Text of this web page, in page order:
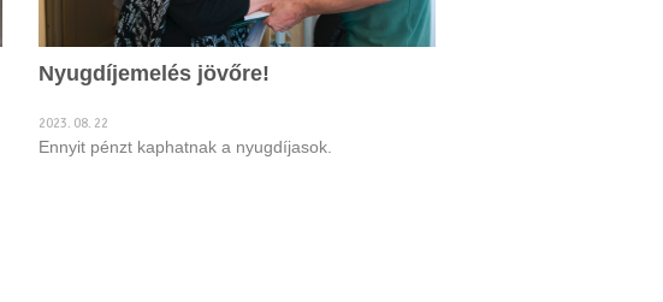
Nyugdíjemelés jövőre!
2023. 08. 22
Ennyit pénzt kaphatnak a nyugdíjasok.